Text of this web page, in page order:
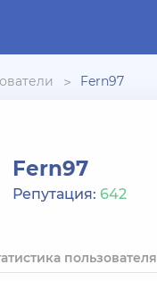
Fern97
Fern97
Репутация: 642
пользователя